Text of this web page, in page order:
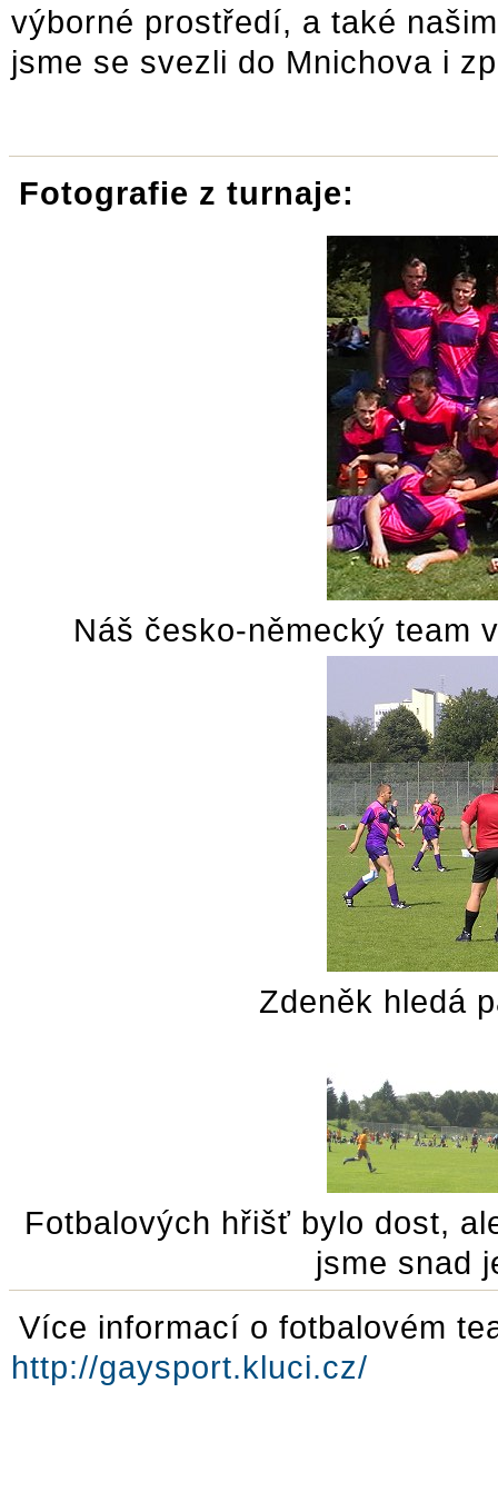
výborné prostředí, a také
jsme se svezli do Mnichova i
Fotografie z turnaje:
Náš česko-německý team
Zdeněk hledá
Fotbalových hřišť bylo dost,
jsme snad
Více informací o fotbalovém
http://gaysport.kluci.cz/